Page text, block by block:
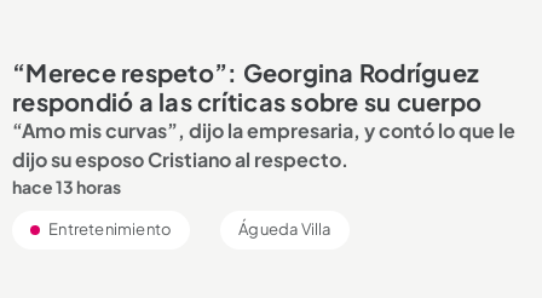
“Merece respeto”: Georgina Rodríguez
respondió a las críticas sobre su cuerpo
“Amo mis curvas”, dijo la empresaria, y contó lo que le
dijo su esposo Cristiano al respecto.
hace 13 horas
Entretenimiento Águeda Villa